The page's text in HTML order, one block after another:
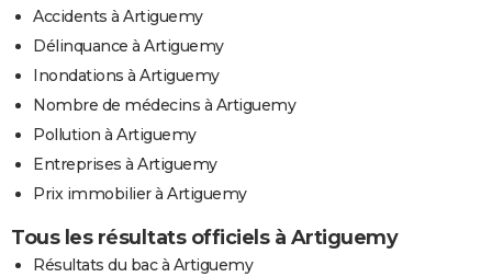
Accidents à Artiguemy
Délinquance à Artiguemy
Inondations à Artiguemy
Nombre de médecins à Artiguemy
Pollution à Artiguemy
Entreprises à Artiguemy
Prix immobilier à Artiguemy
Tous les résultats officiels à Artiguemy
Résultats du bac à Artiguemy